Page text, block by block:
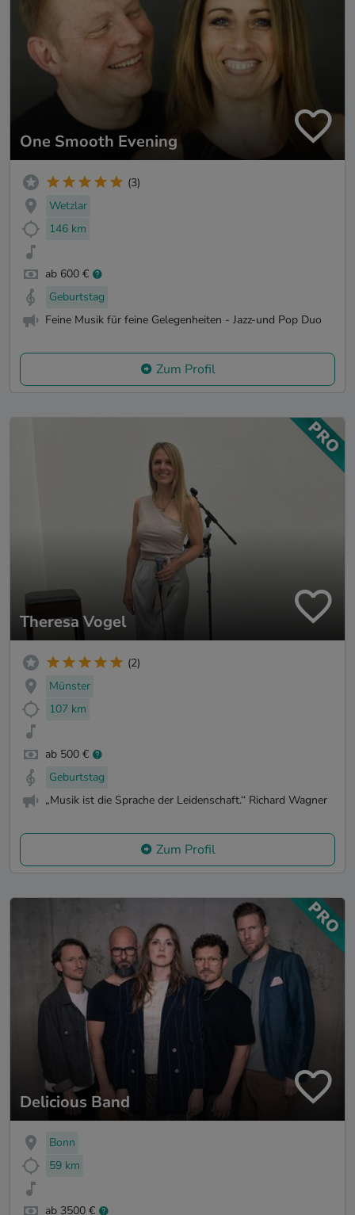
One Smooth Evening
(3)
Wetzlar
146 km
ab 600 €
Geburtstag
Feine Musik für feine Gelegenheiten - Jazz-und Pop Duo
Zum Profil
Theresa Vogel
(2)
Münster
107 km
ab 500 €
Geburtstag
„Musik ist die Sprache der Leidenschaft.‘‘ Richard Wagner
Zum Profil
Delicious Band
Bonn
59 km
ab 3500 €